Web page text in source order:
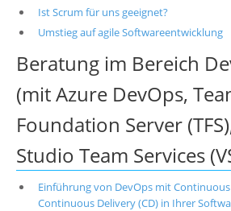
Ist Scrum für uns geeignet?
Umstieg auf agile Softwareentwicklung
Beratung im Bereich
(mit Azure DevOps,
Foundation Server
Studio Team Services
Einführung von DevOps mit
Continuous Delivery (CD) in Ihrer